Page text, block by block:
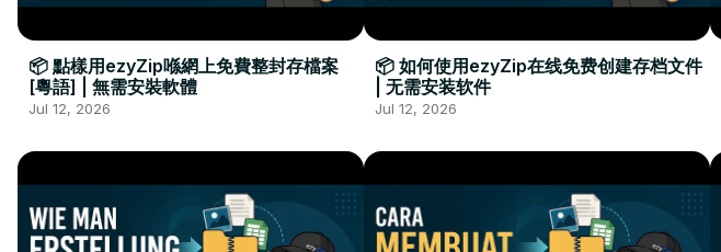
📦 點樣用ezyZip喺網上免費整封存檔案
[粵語] | 無需安裝軟體
Jul 12, 2026
📦 如何使用ezyZip在线免费创建存档文件
| 无需安装软件
Jul 12, 2026